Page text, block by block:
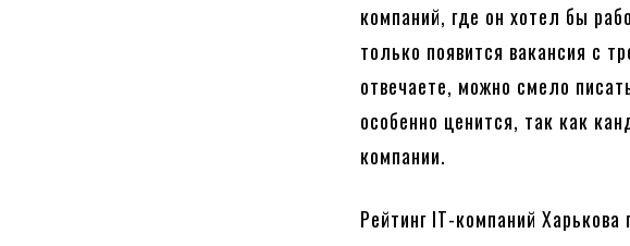
компаний, где он хотел бы
только появится вакансия с
отвечаете, можно смело
особенно ценится, так как
компании.
Рейтинг IT-компаний